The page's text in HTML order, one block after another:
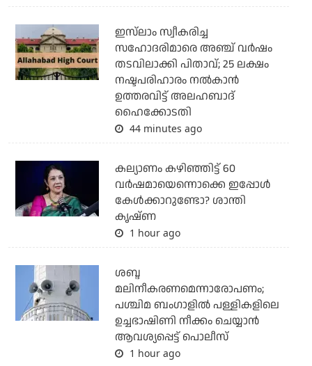
ഇസ്‌ലാം സ്വീകരിച്ച
സഹോദരിമാരെ അഞ്ച് വര്‍ഷം
തടവിലാക്കി പിതാവ്; 25 ലക്ഷം
നഷ്ടപരിഹാരം നല്‍കാന്‍
ഉത്തരവിട്ട് അലഹബാദ്
ഹൈക്കോടതി
44 minutes ago
കല്യാണം കഴിഞ്ഞിട്ട് 60
വർഷമായെന്നൊക്കെ ഇപ്പോൾ
കേൾക്കാറുണ്ടോ? ശാന്തി
കൃഷ്ണ
1 hour ago
ശബ്ദ
മലിനീകരണമെന്നാരോപണം;
പശ്ചിമ ബംഗാളില്‍ പള്ളികളിലെ
ഉച്ചഭാഷിണി നീക്കം ചെയ്യാന്‍
ആവശ്യപ്പെട്ട് പൊലീസ്
1 hour ago